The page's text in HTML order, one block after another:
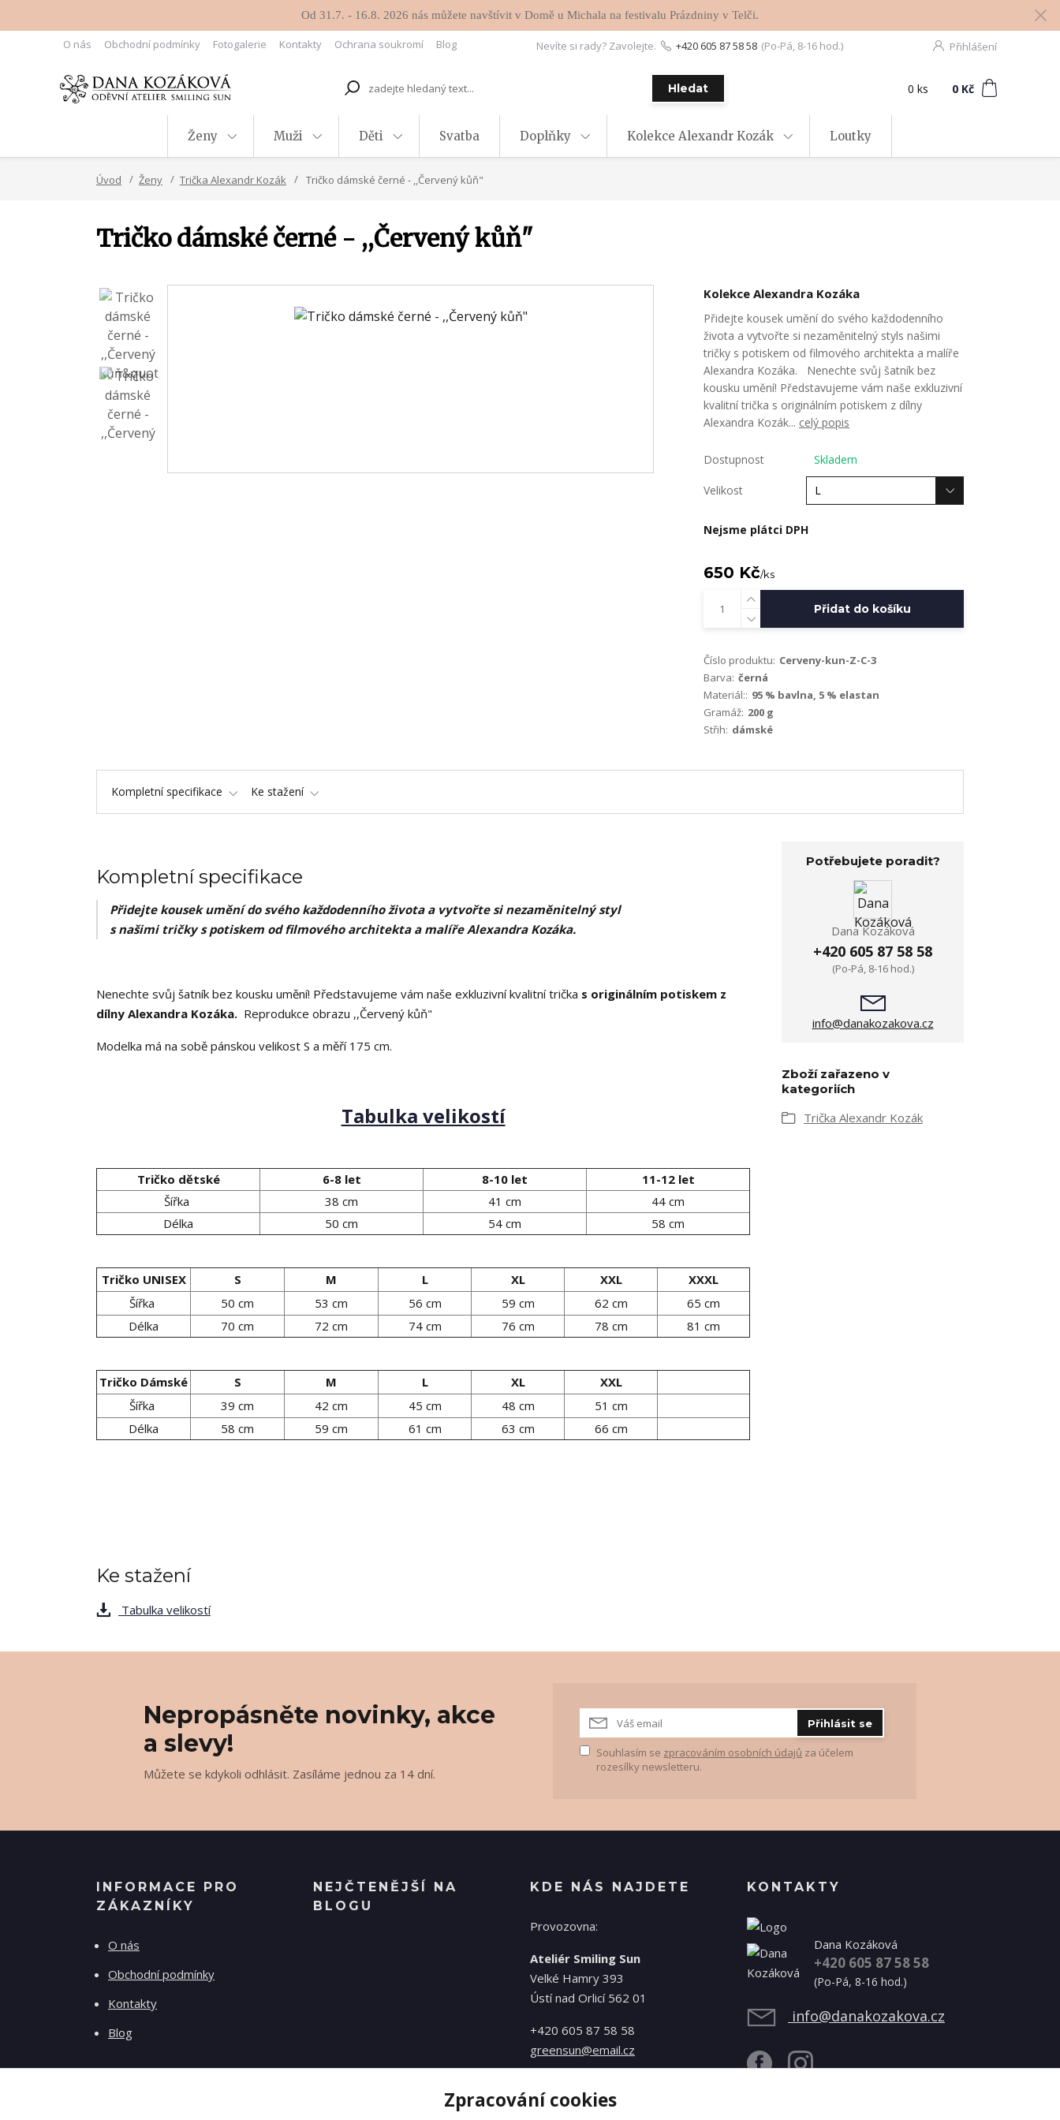
Od 31.7. - 16.8. 2026 nás můžete navštívit v Domě u Michala na festivalu Prázdniny v Telči.
O nás Obchodní podmínky Fotogalerie Kontakty Ochrana soukromí Blog Přihlášení
Hledat
Nevíte si rady? Zavolejte. +420 605 87 58 58 (Po-Pá, 8-16 hod.)
0 ks 0 Kč
Ženy Muži Děti Svatba Doplňky Kolekce Alexandr Kozák Loutky
Úvod Ženy Trička Alexandr Kozák Tričko dámské černé - ,,Červený kůň"
Tričko dámské černé - ,,Červený kůň"
Kolekce Alexandra Kozáka
Přidejte kousek umění do svého každodenního
života a vytvořte si nezaměnitelný styls našimi
tričky s potiskem od filmového architekta a malíře
Alexandra Kozáka. Nenechte svůj šatník bez
kousku umění! Představujeme vám naše exkluzivní
kvalitní trička s originálním potiskem z dílny
Alexandra Kozák... celý popis
Dostupnost Skladem
Velikost
Nejsme plátci DPH
650 Kč/ks
Přidat do košíku
Číslo produktu: Cerveny-kun-Z-C-3
Barva: černá
Materiál:: 95 % bavlna, 5 % elastan
Gramáž: 200 g
Střih: dámské
Kompletní specifikace Ke stažení
Kompletní specifikace
Přidejte kousek umění do svého každodenního života a vytvořte si nezaměnitelný styl
s našimi tričky s potiskem od filmového architekta a malíře Alexandra Kozáka.
Nenechte svůj šatník bez kousku umění! Představujeme vám naše exkluzivní kvalitní trička s originálním potiskem z
dílny Alexandra Kozáka. Reprodukce obrazu ,,Červený kůň"
Modelka má na sobě pánskou velikost S a měří 175 cm.
Tabulka velikostí
Tričko dětské 6-8 let 8-10 let
11-12 let
Šířka
38 cm 41 cm
44 cm
Délka
50 cm 54 cm 58 cm
Tričko UNISEX S M L XL XXL
XXXL
Šířka
50 cm 53 cm 56 cm 59 cm 62 cm
65 cm
Délka
70 cm 72 cm 74 cm 76 cm 78 cm 81 cm
Tričko Dámské S M L XL
XXL
Šířka
39 cm 42 cm 45 cm 48 cm
51 cm
Délka
58 cm 59 cm 61 cm 63 cm 66 cm
Potřebujete poradit?
Dana Kozáková
+420 605 87 58 58
(Po-Pá, 8-16 hod.)
info@danakozakova.cz
Zboží zařazeno v
kategoriích
Trička Alexandr Kozák
Ke stažení
Tabulka velikostí
Nepropásněte novinky, akce
a slevy!
Můžete se kdykoli odhlásit. Zasíláme jednou za 14 dní.
Přihlásit se
Souhlasím se zpracováním osobních údajů za účelem
rozesílky newsletteru.
INFORMACE PRO
ZÁKAZNÍKY
O nás
Obchodní podmínky
Kontakty
Blog
NEJČTENĚJŠÍ NA
BLOGU
KDE NÁS NAJDETE
Provozovna:
Ateliér Smiling Sun
Velké Hamry 393
Ústí nad Orlicí 562 01
+420 605 87 58 58
greensun@email.cz
KONTAKTY
Dana Kozáková
+420 605 87 58 58
(Po-Pá, 8-16 hod.)
info@danakozakova.cz
Zpracování cookies